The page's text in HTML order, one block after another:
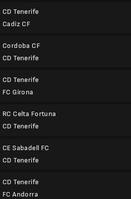
CD Tenerife
Cadiz CF
Cordoba CF
CD Tenerife
CD Tenerife
FC Girona
RC Celta Fortuna
CD Tenerife
CE Sabadell FC
CD Tenerife
CD Tenerife
FC Andorra